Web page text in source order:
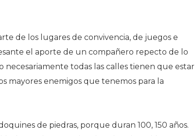
de los lugares de convivencia, de juegos e
el aporte de un compañero repecto de lo
necesariamente todas las calles tienen que estar
mayores enemigos que tenemos para la
de piedras, porque duran 100, 150 años.